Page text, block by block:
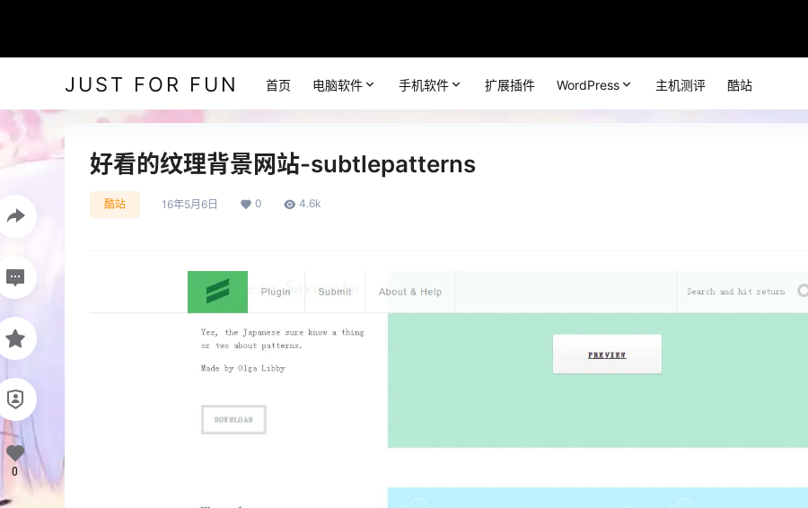
JUST FOR FUN 首页 电脑软件 手机软件 扩展插件 WordPress 主机测评 酷站
好看的纹理背景网站-subtlepatterns
酷站 16年5月6日 0 4.6k
0